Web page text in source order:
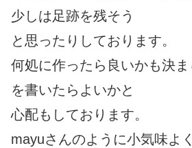
少しは足跡を残そう
と思ったりしております。
何処に作ったら良いかも決
を書いたらよいかと
心配もしております。
mayuさんのように小気味よ